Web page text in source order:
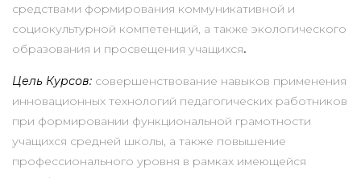
средствами формирования коммуникативной и
социокультурной компетенций, а также экологического
образования и просвещения учащихся.
Цель Курсов: совершенствование навыков применения
инновационных технологий педагогических работников
при формировании функциональной грамотности
учащихся средней школы, а также повышение
профессионального уровня в рамках имеющейся